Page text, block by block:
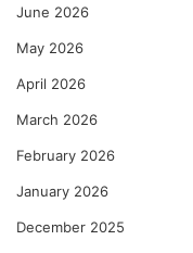
June 2026
May 2026
April 2026
March 2026
February 2026
January 2026
December 2025